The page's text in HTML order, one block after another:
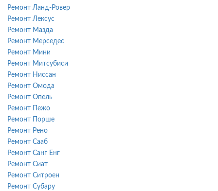
Ремонт Ланд-Ровер
Ремонт Лексус
Ремонт Мазда
Ремонт Мерседес
Ремонт Мини
Ремонт Митсубиси
Ремонт Ниссан
Ремонт Омода
Ремонт Опель
Ремонт Пежо
Ремонт Порше
Ремонт Рено
Ремонт Сааб
Ремонт Санг Енг
Ремонт Сиат
Ремонт Ситроен
Ремонт Субару